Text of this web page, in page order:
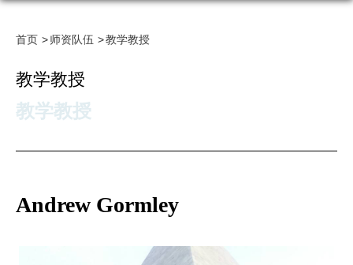
首页 师资队伍 教学教授
教学教授
教学教授
Andrew Gormley